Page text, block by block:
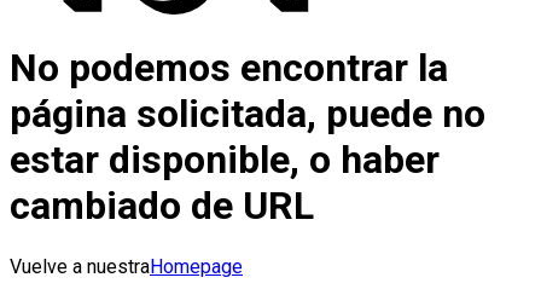
No podemos encontrar la
página solicitada, puede no
estar disponible, o haber
cambiado de URL
Vuelve a nuestraHomepage